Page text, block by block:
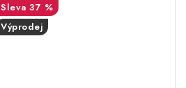
37 %
Výprodej